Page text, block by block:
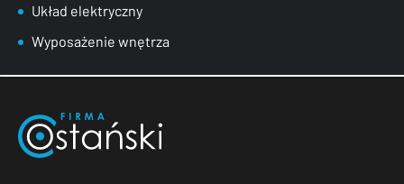
Układ elektryczny
Wyposażenie wnętrza